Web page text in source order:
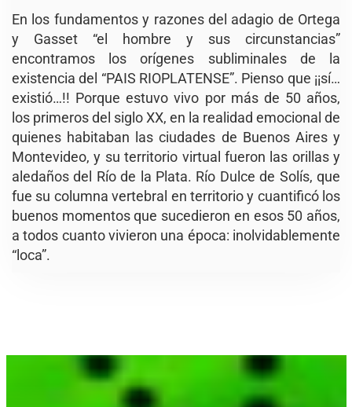
En los fundamentos y razones del adagio de Ortega
y Gasset “el hombre y sus circunstancias”
encontramos los orígenes subliminales de la
existencia del “PAIS RIOPLATENSE”. Pienso que ¡¡sí…
existió…!! Porque estuvo vivo por más de 50 años,
los primeros del siglo XX, en la realidad emocional de
quienes habitaban las ciudades de Buenos Aires y
Montevideo, y su territorio virtual fueron las orillas y
aledaños del Río de la Plata. Río Dulce de Solís, que
fue su columna vertebral en territorio y cuantificó los
buenos momentos que sucedieron en esos 50 años,
a todos cuanto vivieron una época: inolvidablemente
“loca”.